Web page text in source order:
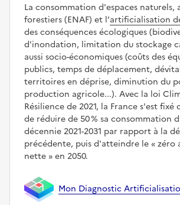
La consommation d'espaces naturels,
forestiers (ENAF) et l’artificialisation
des conséquences écologiques
d'inondation, limitation du stockage
aussi socio-économiques (coûts des
publics, temps de déplacement,
territoires en déprise, diminution du
production agricole...). Avec la loi
Résilience de 2021, la France s'est
de réduire de 50 % sa consommation
décennie 2021-2031 par rapport à la
précédente, puis d'atteindre le
zéro
nette
en 2050.
Mon Diagnostic